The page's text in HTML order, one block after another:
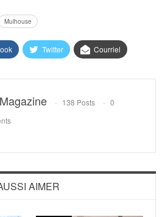
Mulhouse
Twitter Courriel
138 Posts
0
AIMER